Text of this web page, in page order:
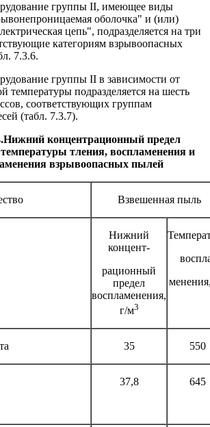
группы II, имеющее виды
оболочка" и (или)
цепь", подразделяется на три
категориям взрывоопасных
7.3.6.
группы II в зависимости от
температуры подразделяется на шесть
соответствующих группам
(табл. 7.3.7).
концентрационный предел
тления, воспламенения и
взрывоопасных пылей
Взвешенная пыль
Нижний
концент-
рационный
предел
воспламенения,
г/м3
35 550
37,8 645